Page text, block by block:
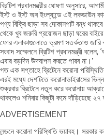
ব্রিটিশ প্রধানমন্ত্রীর ঘোষণা অনুসারে,
ইস্ট ও ইস্ট অব ইংল্যান্ডে এই লকডাউন
পণ্য বিক্রি ছাড়া সব দোকানপাট বন্ধ
থেকে খুব জরুরি প্রয়োজন ছাড়া ঘরের বাইরে
ফোর এলাকাগুলোতে ভ্রমণ সতর্কতাও জারি
সংবাদ সম্মেলনে ব্রিটিশ প্রধানমন্ত্রী বলেন,
এবার বড়দিন উদযাপন করতে পারব না।’
গত এক সপ্তাহে ব্রিটেনে করোনা
এরই মধ্যে দেশটিতে করোনাভাইরাসের
শুক্রবার ব্রিটেনে নতুন করে করোনায়
থাকলেও শনিবার কিছুটা কমে দাঁড়িয়েছে
ADVERTISEMENT
লন্ডনে করোনা পরিস্থিতি ভয়াবহ। সরকার